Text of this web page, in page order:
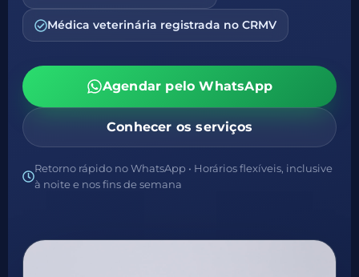
Médica veterinária registrada no CRMV
Agendar pelo WhatsApp
Conhecer os serviços
Retorno rápido no WhatsApp • Horários flexíveis, inclusive
à noite e nos fins de semana